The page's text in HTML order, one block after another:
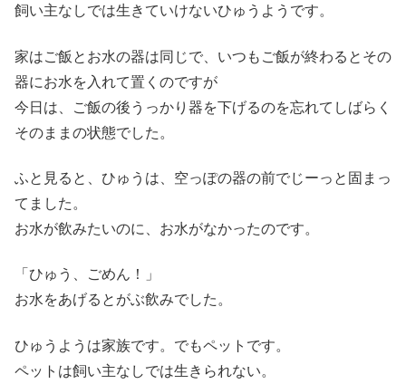
飼い主なしでは生きていけないひゅうようです。
家はご飯とお水の器は同じで、いつもご飯が終わるとその
器にお水を入れて置くのですが
今日は、ご飯の後うっかり器を下げるのを忘れてしばらく
そのままの状態でした。
ふと見ると、ひゅうは、空っぽの器の前でじーっと固まっ
てました。
お水が飲みたいのに、お水がなかったのです。
「ひゅう、ごめん！」
お水をあげるとがぶ飲みでした。
ひゅうようは家族です。でもペットです。
ペットは飼い主なしでは生きられない。